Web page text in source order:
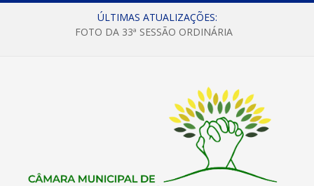
ÚLTIMAS ATUALIZAÇÕES:
FOTO DA 33ª SESSÃO ORDINÁRIA